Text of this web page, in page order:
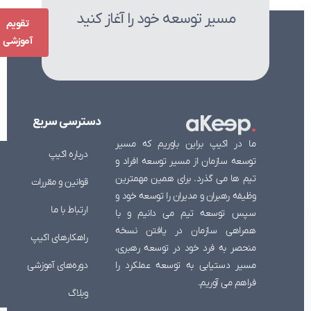
مسیر توسعه خود را آغاز کنید
تقویم
آموزشی
ما در اکیپ براین باوریم که مسیر
توسعه سازمان از مسیر توسعه افراد و
تیم ها می گذرد. برای همین مهمترین
وظیفه رهبران و مدیران را توسعه خود و
سپس توسعه تیم می دانیم و با
همراهی سازمان در یافتن نسخه
منحصر به فرد خود در توسعه رهبری،
مسیر دستیابی به توسعه عملکرد را
فراهم می آوریم.
دسترسیسریع
درباره اکیپ
قوانین و مقررات
ارتباط با ما
راهکارهای اکیپ
دوره‌های آموزشی
وبلاگ